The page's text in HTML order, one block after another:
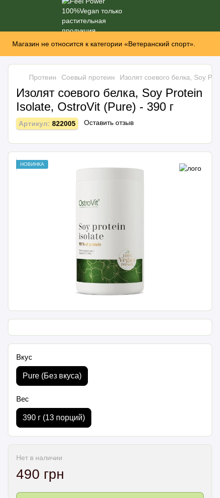
Магазин не относится к категории «Ветеранский спорт».
Протеин Соевый протеин Изолят соевого белка, Soy
Изолят соевого белка, Soy Protein
Isolate, OstroVit (Pure) - 390 г
Артикул: 822005 Оставить отзыв
НОВИНКА
Вкус
Pure (Без вкуса)
Вес
390 г (13 порций)
Нет в наличии
490 грн